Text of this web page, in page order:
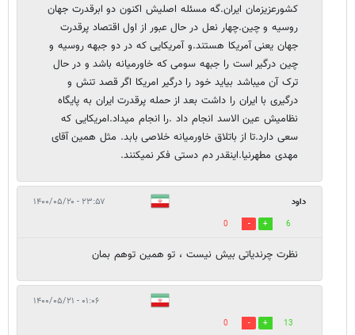
کشورعزیزمان ایران.گه مسئله اصلیش اکنون دو ابرقدرت جهان
روسیه و چین.چهار نعل در حال عبور از اول اقتصاد پرقدرت
جهان یعنی آمریکا هستند.و آمریکایی که در دو جبهه روسیه و
چین درگیر است را جبهه سومی که خاورمیانه باشد و در حال
ترک آن میباشد بیاید خود را درگیر امریکا اگر قصد تنش و
درگیری با ایران را داشت بعد از حمله پرقدرت ایران به پایگاه
نظامیش عین الاسد انجام داد .را انجام میداد.امریکایی که
سعی دارد.تا از باتلاق خاورمیانه خلاصی بابد. مثل همین آقای
مهدی مطهرنیا.اینقدر دم دستی فکر نمیکنند.
داود ۲۳:۵۷ - ۱۴۰۰/۰۵/۲۰
6
0
نظرت چرندیاتی بیش نیست ، تو همین توهم بمان
۰۱:۰۶ - ۱۴۰۰/۰۵/۲۱
13
0